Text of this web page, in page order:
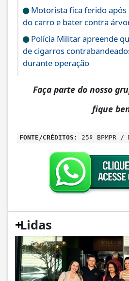
Motorista fica ferido
do carro e bater contra
Polícia Militar apreende
de cigarros
durante operação
Faça parte do nosso
fique
FONTE/CRÉDITOS: 25º BPMPR
+
Lidas